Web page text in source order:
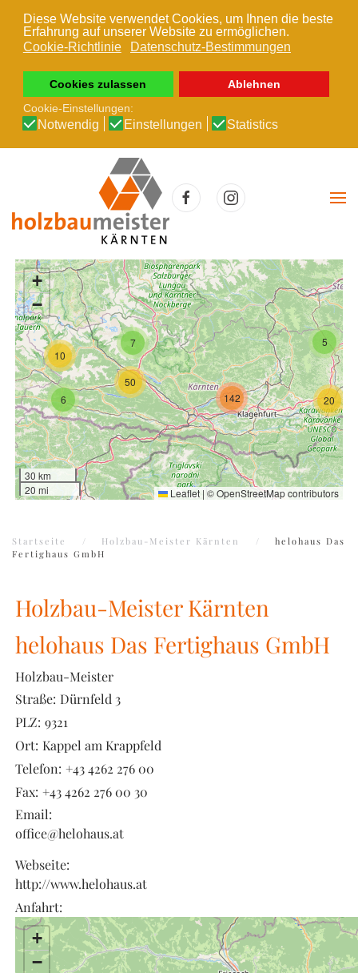
Diese Website verwendet Cookies, um Ihnen die beste
Erfahrung auf unserer Website zu ermöglichen.
Cookie-Richtlinie
Datenschutz-Bestimmungen
Cookies zulassen
Ablehnen
Cookie-Einstellungen:
Notwendig Einstellungen Statistics
Zum Hauptinhalt springen
10
6
5
20
7
50
142
+
−
30 km
20 mi
Leaflet | ©OpenStreetMapcontributors
Startseite Holzbau-Meister Kärnten
helohaus Das
Fertighaus GmbH
Holzbau-Meister Kärnten
helohaus Das Fertighaus GmbH
Holzbau-Meister
Straße: Dürnfeld 3
PLZ: 9321
Ort: Kappel am Krappfeld
Telefon: +43 4262 276 00
Fax: +43 4262 276 00 30
Email:
office@helohaus.at
Webseite:
http://www.helohaus.at
Anfahrt:
+
−